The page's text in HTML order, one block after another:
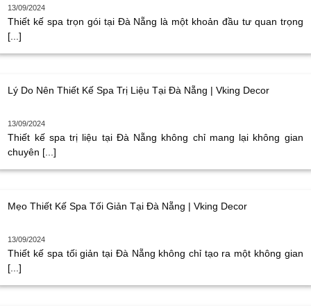
13/09/2024
Thiết kế spa trọn gói tại Đà Nẵng là một khoản đầu tư quan trọng
[...]
Lý Do Nên Thiết Kế Spa Trị Liệu Tại Đà Nẵng | Vking Decor
13/09/2024
Thiết kế spa trị liệu tại Đà Nẵng không chỉ mang lại không gian
chuyên [...]
Mẹo Thiết Kế Spa Tối Giản Tại Đà Nẵng | Vking Decor
13/09/2024
Thiết kế spa tối giản tại Đà Nẵng không chỉ tạo ra một không gian
[...]